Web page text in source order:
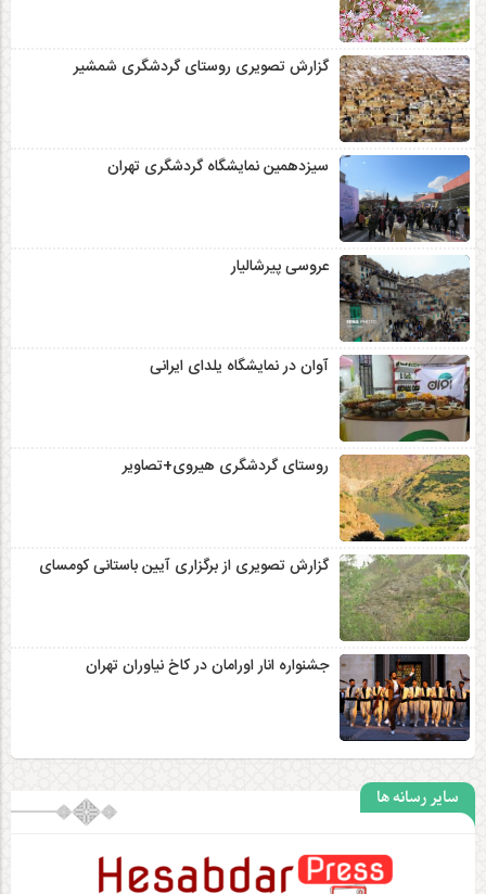
گزارش تصویری روستای گردشگری شمشیر
سیزدهمین نمایشگاه گردشگری تهران
عروسی پیرشالیار
آوان در نمایشگاه یلدای ایرانی
روستای گردشگری هیروی+تصاویر
گزارش تصویری از برگزاری آیین باستانی کومسای
جشنواره انار اورامان در کاخ نیاوران تهران
سایر رسانه ها